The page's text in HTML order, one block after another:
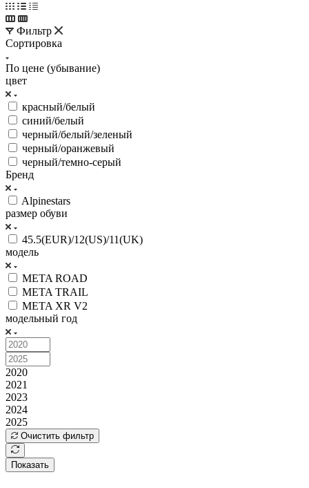
Фильтр
Сортировка
По цене (убывание)
цвет
красный/белый
синий/белый
черный/белый/зеленый
черный/оранжевый
черный/темно-серый
Бренд
Alpinestars
размер обуви
45.5(EUR)/12(US)/11(UK)
модель
META ROAD
META TRAIL
META XR V2
модельный год
2020
2021
2023
2024
2025
Очистить фильтр
Показать